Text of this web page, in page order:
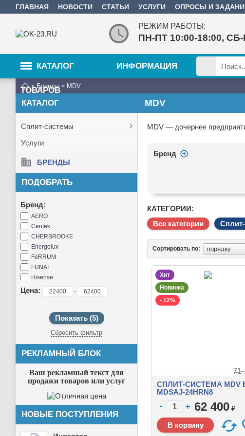
ГЛАВНАЯ НОВОСТИ СТАТЬИ УСЛУГИ ОПРОСЫ И
РЕЖИМ РАБОТЫ:
ПН-ПТ 10:00-18:00,
КАТАЛОГ
ТОВАРОВ
ИНФОРМАЦИЯ
»Бренды » MDV
КАТАЛОГ
Сплит-системы
Услуги
БРЕНДЫ
ПОДОБРАТЬ
Бренд:
AERO
Centek
CHERBROOKE
Energolux
FeRRUM
FUNAI
Hisense
Hitachi
Mitsubishi Electric
MITSUDAI
NeoClima
Newtek
Roland
Royal Clima
Yoshikawa
Цена: -
Сбросить фильтр
РЕКЛАМНЫЙ БЛОК
Ваш рекламный текст для
продажи товаров или услуг
НОВЫЕ ПОСТУПЛЕНИЯ
MDV
MDV — дочернее
Бренд
КАТЕГОРИИ:
Все категории
Сортировать по:
Хит
Новинка
- 12%
СПЛИТ-СИСТЕМА MDV
MDSAJ-24HRN8
71
62 400 ₽